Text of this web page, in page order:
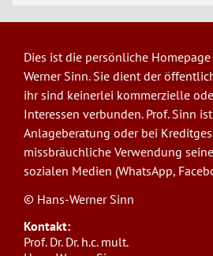
Dies ist die persönliche
Werner Sinn. Sie dient der
ihr sind keinerlei kommerzielle
Interessen verbunden. Prof. Sinn
Anlageberatung oder bei
missbräuchliche Verwendung
sozialen Medien (WhatsApp,
© Hans-Werner Sinn
Kontakt:
Prof. Dr. Dr. h.c. mult.